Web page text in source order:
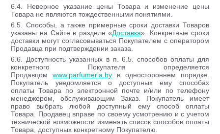
6.4. Неверное указание цены Товара и изменение цены
Товара не являются тождественными понятиями.
6.5. Способы, а также примерные сроки доставки Товаров
указаны на Сайте в разделе «Доставка». Конкретные сроки
доставки могут согласовываться Покупателем с оператором
Продавца при подтверждении заказа.
6.6. Доступность указанных в п. 6.5. способов оплаты для
конкретного Покупателя определяется
Продавцомwww.parfumeria.by в одностороннем порядке.
Покупатель уведомляется о доступных ему способах
оплаты Товара по электронной почте и/или по телефону
менеджером, обслуживающим Заказ. Покупатель имеет
право выбрать любой доступный ему способ оплаты
Товара. Продавец вправе по своему усмотрению и с учетом
технической возможности изменять список способов оплаты
Товара, доступных конкретному Покупателю.